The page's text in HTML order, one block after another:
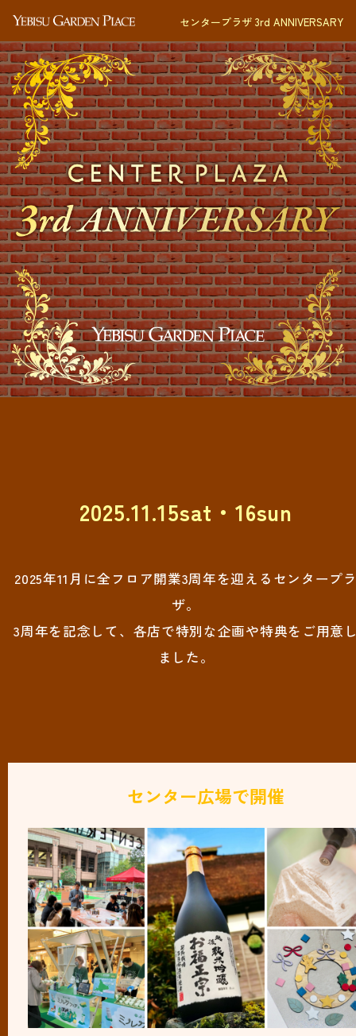
センタープラザ 3rd ANNIVERSARY
2025.11.15sat・16sun
2025年11月に全フロア開業3周年を迎えるセンタープ
ザ。
3周年を記念して、各店で特別な企画や特典をご用意
ました。
センター広場で開催